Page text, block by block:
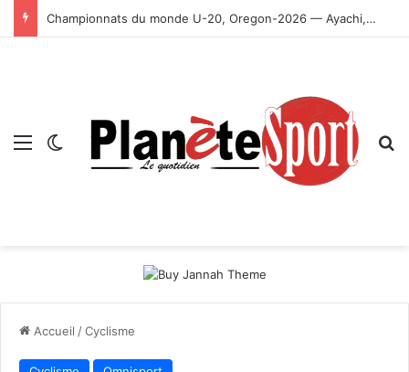
Championnats du monde U-20, Oregon-2026 — Ayachi, Dissa, Touahria et Ghezali en finale
Menu Switch skin
Accueil /Cyclisme